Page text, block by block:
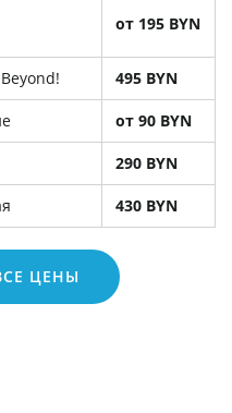
от 195 BYN
495 BYN
от 90 BYN
290 BYN
430 BYN
ЦЕНЫ